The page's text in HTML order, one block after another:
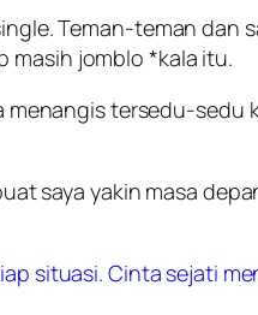
Teman-teman dan
masih jomblo *kala itu.
menangis tersedu-sedu
saya yakin masa
situasi. Cinta sejati